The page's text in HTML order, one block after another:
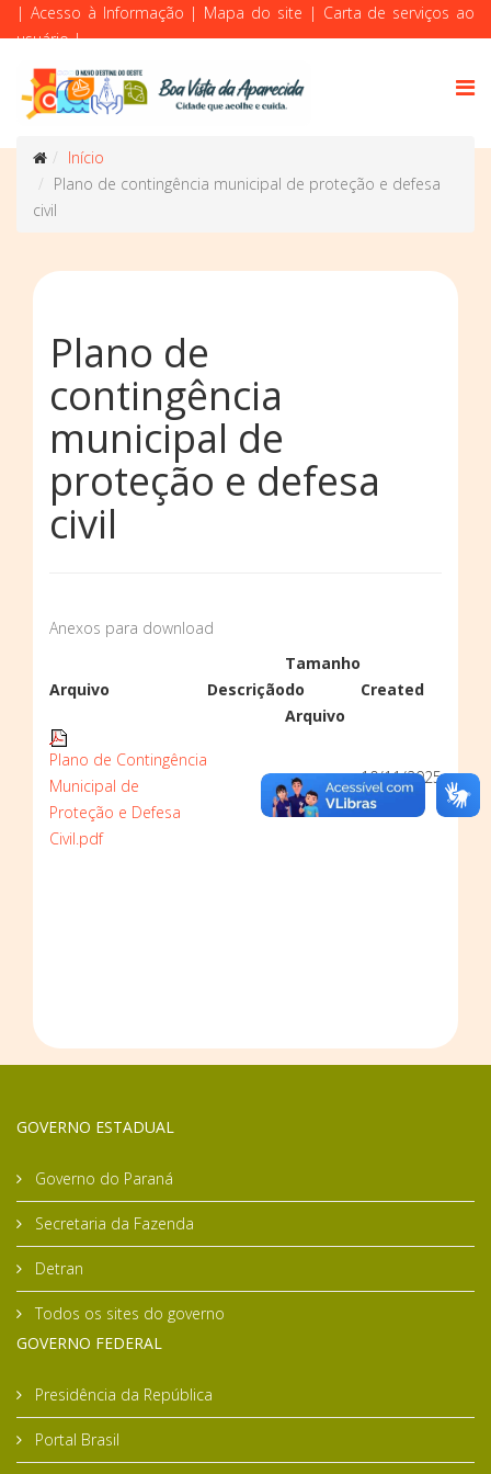
| Acesso à Informação | Mapa do site | Carta de serviços ao
usuário|
Início
Plano de contingência municipal de proteção e defesa
civil
Plano de
contingência
municipal de
proteção e defesa
civil
Anexos para download
Arquivo Descrição
Tamanho
do
Arquivo
Created
Plano de Contingência
Municipal de
Proteção e Defesa
Civil.pdf
1226 kB
10/11/2025
09:44
GOVERNO ESTADUAL
Governo do Paraná
Secretaria da Fazenda
Detran
Todos os sites do governo
GOVERNO FEDERAL
Presidência da República
Portal Brasil